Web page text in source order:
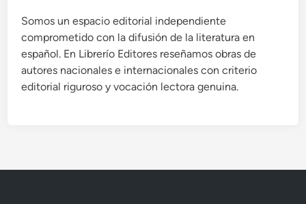
Somos un espacio editorial independiente
comprometido con la difusión de la literatura en
español. En Librerío Editores reseñamos obras de
autores nacionales e internacionales con criterio
editorial riguroso y vocación lectora genuina.